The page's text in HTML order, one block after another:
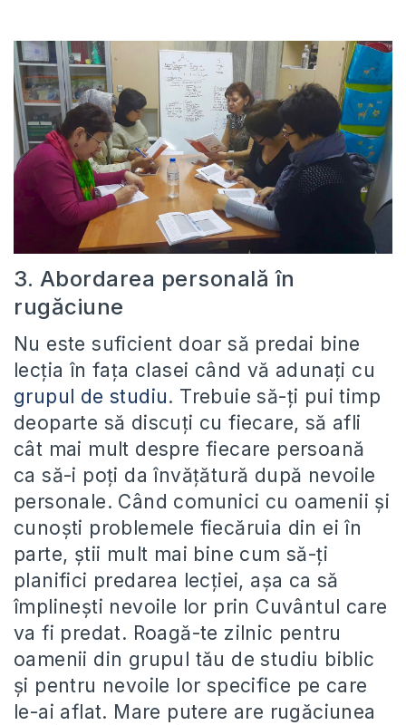
3. Abordarea personală în
rugăciune
Nu este suficient doar să predai bine
lecția în fața clasei când vă adunați cu
grupul de studiu. Trebuie să-ți pui timp
deoparte să discuți cu fiecare, să afli
cât mai mult despre fiecare persoană
ca să-i poți da învățătură după nevoile
personale. Când comunici cu oamenii și
cunoști problemele fiecăruia din ei în
parte, știi mult mai bine cum să-ți
planifici predarea lecției, așa ca să
împlinești nevoile lor prin Cuvântul care
va fi predat. Roagă-te zilnic pentru
oamenii din grupul tău de studiu biblic
și pentru nevoile lor specifice pe care
le-ai aflat. Mare putere are rugăciunea